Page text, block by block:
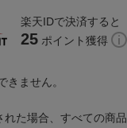
楽天IDで決済すると
25 ポイント獲得
ません。
た場合、すべての商品